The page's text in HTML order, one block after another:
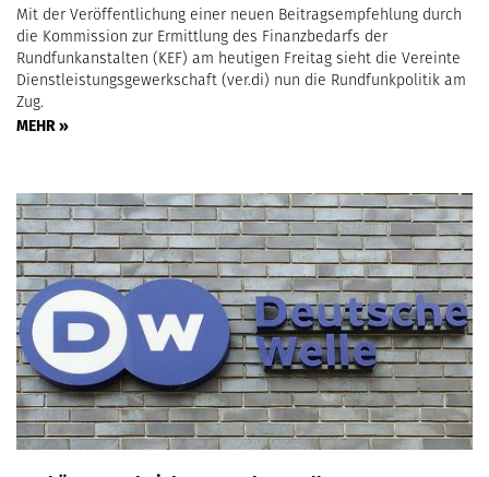
Mit der Veröffentlichung einer neuen Beitragsempfehlung durch
die Kommission zur Ermittlung des Finanzbedarfs der
Rundfunkanstalten (KEF) am heutigen Freitag sieht die Vereinte
Dienstleistungsgewerkschaft (ver.di) nun die Rundfunkpolitik am
Zug.
MEHR »